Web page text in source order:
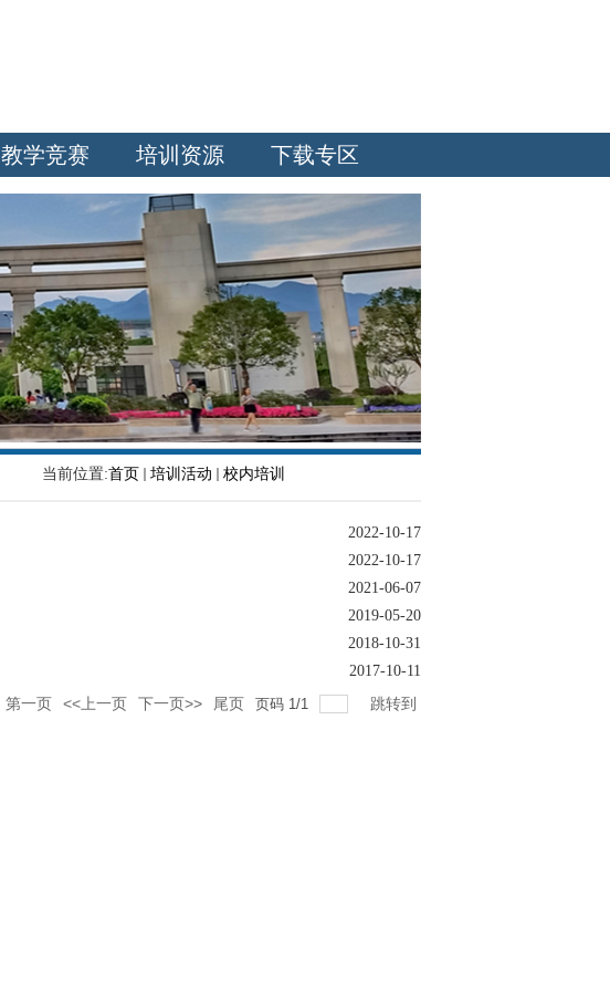
教学竞赛 培训资源 下载专区
当前位置:首页 培训活动 校内培训
2022-10-17
2022-10-17
2021-06-07
2019-05-20
2018-10-31
2017-10-11
第一页 <<上一页 下一页>> 尾页 页码 1/1 跳转到